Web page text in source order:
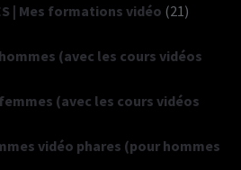
| Mes formations vidéo 21
(avec les cours vidéos
(avec les cours vidéos
vidéo phares (pour hommes